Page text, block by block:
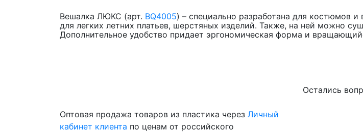
Вешалка ЛЮКС (арт. BQ4005) – специально разработана для костюмов
для легких летних платьев, шерстяных изделий. Также, на ней можно
Дополнительное удобство придает эргономическая форма и
Остались
Оптовая продажа товаров из пластика через Личный
кабинет клиента по ценам от российского